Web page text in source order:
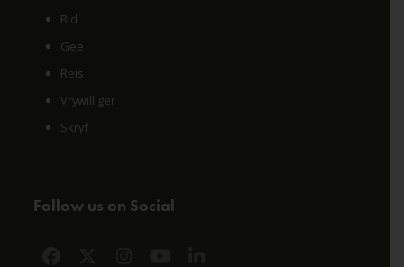
Bid
Gee
Reis
Vrywilliger
Skryf
Follow us on Social